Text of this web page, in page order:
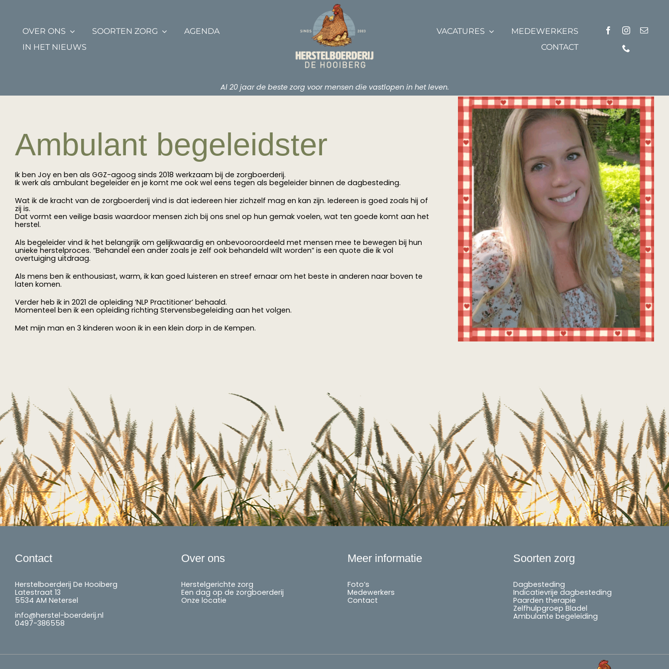
OVER ONS SOORTEN ZORG
AGENDA
IN HET NIEUWS
VACATURES
MEDEWERKERS
CONTACT
Al 20 jaar de beste zorg voor mensen die vastlopen in het leven.
Ambulant begeleidster
Ik ben Joy en ben als GGZ-agoog sinds 2018 werkzaam bij de zorgboerderij.
Ik werk als ambulant begeleider en je komt me ook wel eens tegen als begeleider binnen de dagbesteding.
Wat ik de kracht van de zorgboerderij vind is dat iedereen hier zichzelf mag en kan zijn. Iedereen is goed zoals hij of
zij is.
Dat vormt een veilige basis waardoor mensen zich bij ons snel op hun gemak voelen, wat ten goede komt aan het
herstel.
Als begeleider vind ik het belangrijk om gelijkwaardig en onbevooroordeeld met mensen mee te bewegen bij hun
unieke herstelproces. “Behandel een ander zoals je zelf ook behandeld wilt worden” is een quote die ik vol
overtuiging uitdraag.
Als mens ben ik enthousiast, warm, ik kan goed luisteren en streef ernaar om het beste in anderen naar boven te
laten komen.
Verder heb ik in 2021 de opleiding ‘NLP Practitioner’ behaald.
Momenteel ben ik een opleiding richting Stervensbegeleiding aan het volgen.
Met mijn man en 3 kinderen woon ik in een klein dorp in de Kempen.
Contact
Herstelboerderij De Hooiberg
Latestraat 13
5534 AM Netersel
info@herstel-boerderij.nl
0497-386558
Over ons
Herstelgerichte zorg
Een dag op de zorgboerderij
Onze locatie
Meer informatie
Foto’s
Medewerkers
Contact
Soorten zorg
Dagbesteding
Indicatievrije dagbesteding
Paarden therapie
Zelfhulpgroep Bladel
Ambulante begeleiding